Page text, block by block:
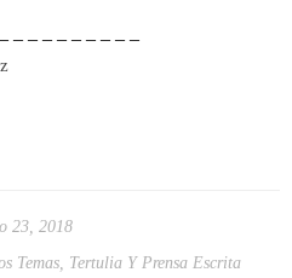
– – – – – – – – –
23, 2018
Temas, Tertulia Y Prensa Escrita